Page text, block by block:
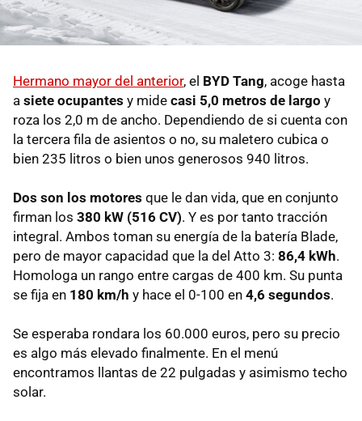
Hermano mayor del anterior, el BYD Tang, acoge hasta
a siete ocupantes y mide casi 5,0 metros de largo y
roza los 2,0 m de ancho. Dependiendo de si cuenta con
la tercera fila de asientos o no, su maletero cubica o
bien 235 litros o bien unos generosos 940 litros.
Dos son los motores que le dan vida, que en conjunto
firman los 380 kW (516 CV). Y es por tanto tracción
integral. Ambos toman su energía de la batería Blade,
pero de mayor capacidad que la del Atto 3: 86,4 kWh.
Homologa un rango entre cargas de 400 km. Su punta
se fija en 180 km/h y hace el 0-100 en 4,6 segundos.
Se esperaba rondara los 60.000 euros, pero su precio
es algo más elevado finalmente. En el menú
encontramos llantas de 22 pulgadas y asimismo techo
solar.